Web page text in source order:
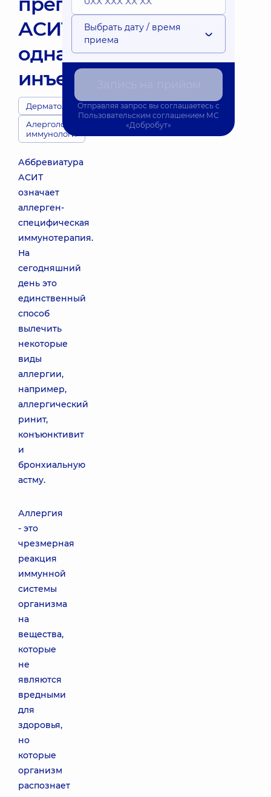
АСИТ/
одна
инъекция
Дерматологи
Алергологи-
иммунологи
Аббревиатура
АСИТ
означает
аллерген-
специфическая
иммунотерапия.
На
сегодняшний
день это
единственный
способ
вылечить
некоторые
виды
аллергии,
например,
аллергический
ринит,
конъюнктивит
и
бронхиальную
астму.
Аллергия
- это
чрезмерная
реакция
иммунной
системы
организма
на
вещества,
которые
не
являются
вредными
для
здоровья,
но
которые
организм
распознает
Выбрать дату / время
приема
Отправляя запрос вы соглашаетесь с
Пользовательским соглашением МС
«Добробут»